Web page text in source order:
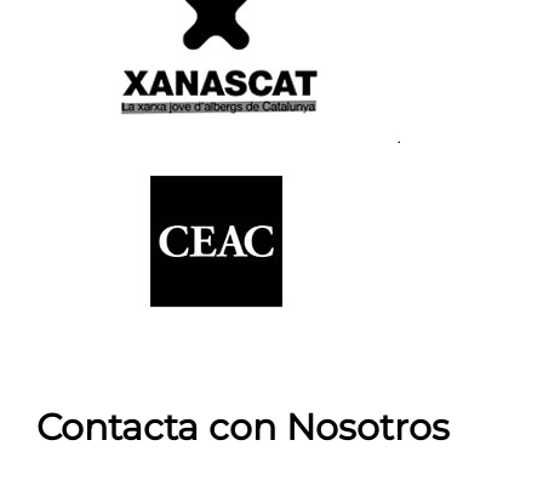
Contacta con Nosotros